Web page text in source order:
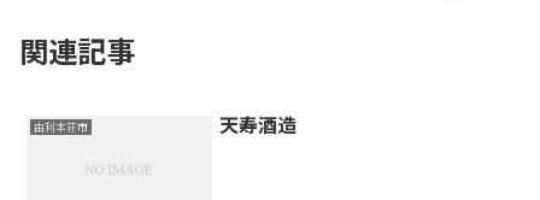
関連記事
由利本荘市 天寿酒造